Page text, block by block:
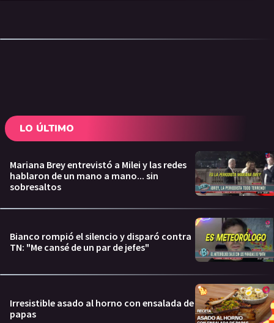
LO ÚLTIMO
Mariana Brey entrevistó a Milei y las redes
hablaron de un mano a mano... sin
sobresaltos
Bianco rompió el silencio y disparó contra
TN: "Me cansé de un par de jefes"
Irresistible asado al horno con ensalada de
papas